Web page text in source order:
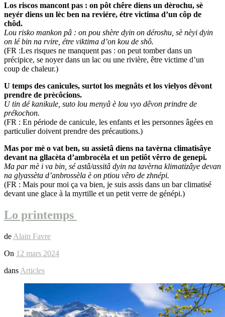
Los riscos mancont pas : on pôt chêre diens un dèrochu, sè
neyér diens un lèc ben na reviére, étre victima d’un côp de
chôd.
Lou risko mankon pâ : on pou shère dyin on déroshu, sè nèyi dyin
on lé bin na rvire, étre viktima d’on kou de shô.
(FR :Les risques ne manquent pas : on peut tomber dans un
précipice, se noyer dans un lac ou une rivière, être victime d’un
coup de chaleur.)
U temps des canicules, surtot los megnâts et los vielyos dêvont
prendre de prècôcions.
U tin dé kanikule, suto lou menyâ è lou vyo dêvon prindre de
prékochon.
(FR : En période de canicule, les enfants et les personnes âgées en
particulier doivent prendre des précautions.)
Mas por mè o vat ben, su assietâ diens na tavèrna climatisâye
devant na gllacèta d’ambrocèla et un petiôt vêrro de genepi.
Ma par mè i va bin, sé astâ/assitâ dyin na tavèrna klimatizâye devan
na glyassèta d’anbrossèla è on ptiou vêro de zhnépi.
(FR : Mais pour moi ça va bien, je suis assis dans un bar climatisé
devant une glace à la myrtille et un petit verre de génépi.)
Lo printemps
de Alain Favre
On 12 mars 2024
dans Articles